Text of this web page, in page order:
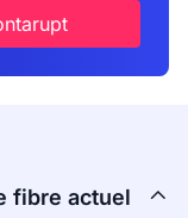
fibre actuel